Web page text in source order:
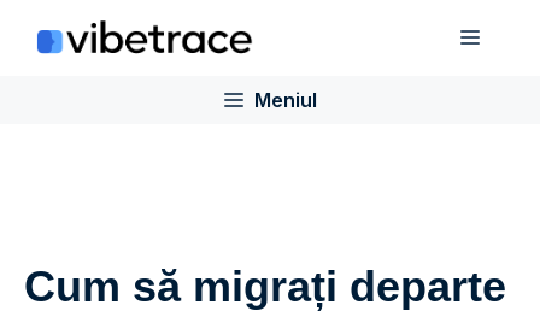
Meniul
Cum să migrați departe